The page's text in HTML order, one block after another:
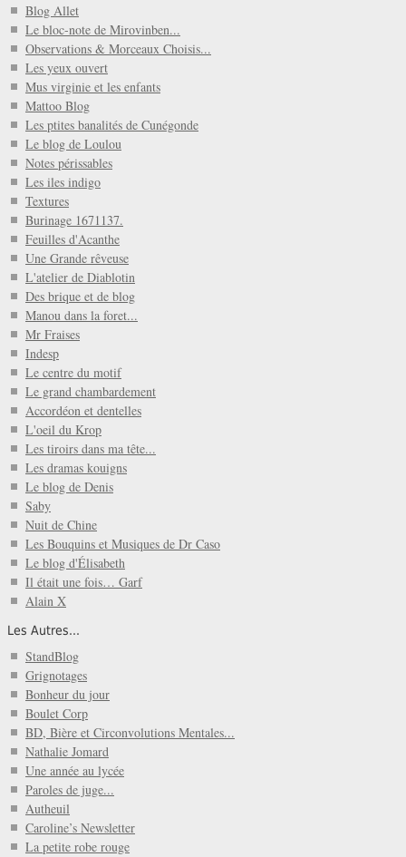
Blog Allet
Le bloc-note de Mirovinben...
Observations & Morceaux Choisis...
Les yeux ouvert
Mus virginie et les enfants
Mattoo Blog
Les ptites banalités de Cunégonde
Le blog de Loulou
Notes périssables
Les iles indigo
Textures
Burinage 1671137.
Feuilles d'Acanthe
Une Grande rêveuse
L'atelier de Diablotin
Des brique et de blog
Manou dans la foret...
Mr Fraises
Indesp
Le centre du motif
Le grand chambardement
Accordéon et dentelles
L'oeil du Krop
Les tiroirs dans ma tête...
Les dramas kouigns
Le blog de Denis
Saby
Nuit de Chine
Les Bouquins et Musiques de Dr Caso
Le blog d'Élisabeth
Il était une fois… Garf
Alain X
Les Autres...
StandBlog
Grignotages
Bonheur du jour
Boulet Corp
BD, Bière et Circonvolutions Mentales...
Nathalie Jomard
Une année au lycée
Paroles de juge...
Autheuil
Caroline’s Newsletter
La petite robe rouge